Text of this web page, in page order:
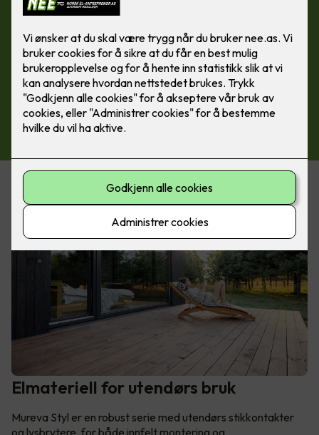
Elmateriell for utendørs bruk
Mureva Styl er en robust serie med utendørs stikkontakter
og lysbrytere, for både innfelt montering og